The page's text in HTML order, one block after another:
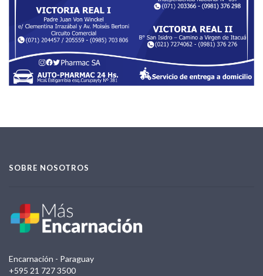
SOBRE NOSOTROS
Encarnación - Paraguay
+595 21 727 3500